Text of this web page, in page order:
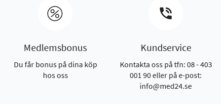
Medlemsbonus
Du får bonus på dina köp
hos oss
Kundservice
Kontakta oss på tfn: 08 - 403
001 90 eller på e-post:
info@med24.se